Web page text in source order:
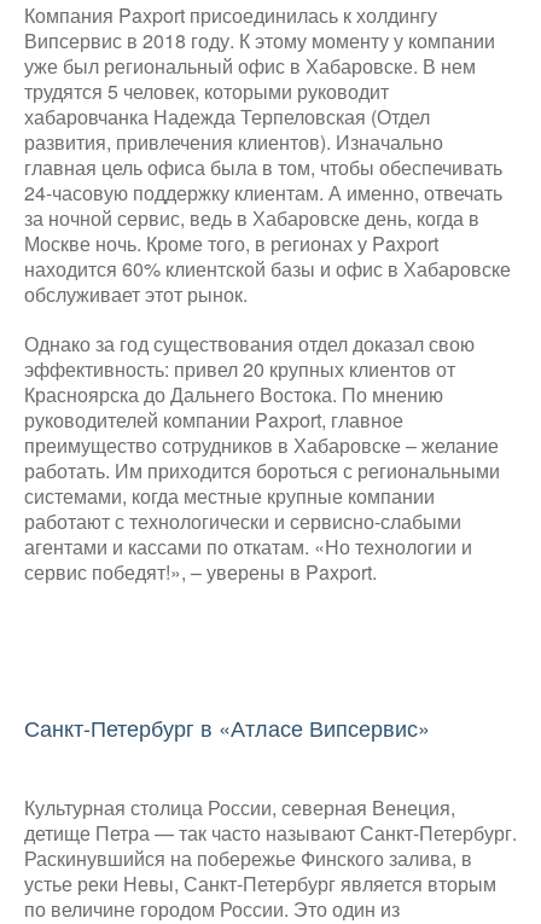
Компания Paxport присоединилась к холдингу
Випсервис в 2018 году. К этому моменту у компании
уже был региональный офис в Хабаровске. В нем
трудятся 5 человек, которыми руководит
хабаровчанка Надежда Терпеловская (Отдел
развития, привлечения клиентов). Изначально
главная цель офиса была в том, чтобы обеспечивать
24-часовую поддержку клиентам. А именно, отвечать
за ночной сервис, ведь в Хабаровске день, когда в
Москве ночь. Кроме того, в регионах у Paxport
находится 60% клиентской базы и офис в Хабаровске
обслуживает этот рынок.
Однако за год существования отдел доказал свою
эффективность: привел 20 крупных клиентов от
Красноярска до Дальнего Востока. По мнению
руководителей компании Paxport, главное
преимущество сотрудников в Хабаровске – желание
работать. Им приходится бороться с региональными
системами, когда местные крупные компании
работают с технологически и сервисно-слабыми
агентами и кассами по откатам. «Но технологии и
сервис победят!», – уверены в Paxport.
Санкт-Петербург в «Атласе Випсервис»
Культурная столица России, северная Венеция,
детище Петра — так часто называют Санкт-Петербург.
Раскинувшийся на побережье Финского залива, в
устье реки Невы, Санкт-Петербург является вторым
по величине городом России. Это один из